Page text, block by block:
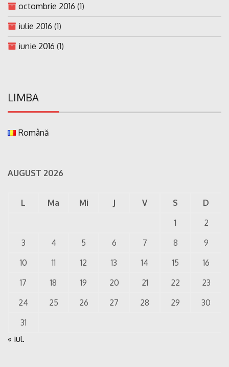
octombrie 2016 (1)
iulie 2016 (1)
iunie 2016 (1)
LIMBA
Română
AUGUST 2026
L Ma Mi J V S
D
1
2
3
4 5 6 7 8
9
10
11 12 13 14 15
16
17
18 19 20 21 22
23
24
25 26 27 28 29
30
31
« iul.